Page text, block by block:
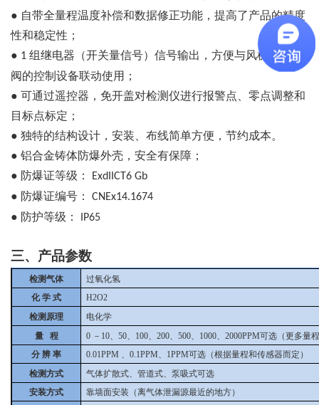
● 自带全量程温度补偿和数据修正功能，提高了产品的精度
性和稳定性；
● 1 组继电器（开关量信号）信号输出，方便与风机或电磁
阀的控制设备联动使用；
● 可通过遥控器，免开盖对检测仪进行报警点、零点调整和
目标点标定；
● 独特的结构设计，安装、布线简单方便，节约成本。
● 铝合金铸体防爆外壳，安全有保障；
● 防爆证等级： ExdIICT6 Gb
● 防爆证编号： CNEx14.1674
● 防护等级： IP65
三、产品参数
检测气体
过氧化氢
化 学 式
H2O2
检测原理
电化学
量 程
0 －10、50、100、200、500、1000、2000PPM可选（更多量
分 辨 率
0.01PPM 、0.1PPM、1PPM可选（根据量程和传感器而定）
检测方式
气体扩散式、管道式、泵吸式可选
安装方式
靠墙面安装（离气体泄漏源最近的地方）